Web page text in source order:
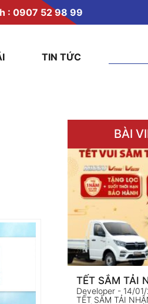
: 0907 52 98 99
TIN TỨC
kiếm:
BÀI
TẾT SẮM TẢI
Developer - 14/
TẾT SẮM TẢI